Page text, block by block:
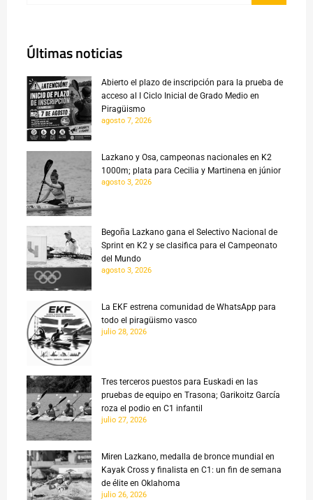
Últimas noticias
Abierto el plazo de inscripción para la prueba de
acceso al I Ciclo Inicial de Grado Medio en
Piragüismo
agosto 7, 2026
Lazkano y Osa, campeonas nacionales en K2
1000m; plata para Cecilia y Martinena en júnior
agosto 3, 2026
Begoña Lazkano gana el Selectivo Nacional de
Sprint en K2 y se clasifica para el Campeonato
del Mundo
agosto 3, 2026
La EKF estrena comunidad de WhatsApp para
todo el piragüismo vasco
julio 28, 2026
Tres terceros puestos para Euskadi en las
pruebas de equipo en Trasona; Garikoitz García
roza el podio en C1 infantil
julio 27, 2026
Miren Lazkano, medalla de bronce mundial en
Kayak Cross y finalista en C1: un fin de semana
de élite en Oklahoma
julio 26, 2026